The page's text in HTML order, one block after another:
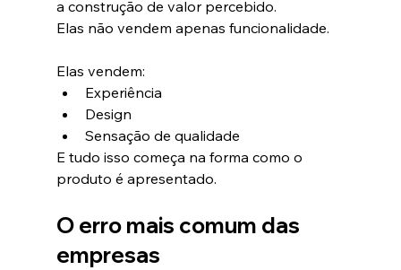
a construção de valor percebido.
Elas não vendem apenas funcionalidade.
Elas vendem:
Experiência
Design
Sensação de qualidade
E tudo isso começa na forma como o
produto é apresentado.
O erro mais comum das
empresas